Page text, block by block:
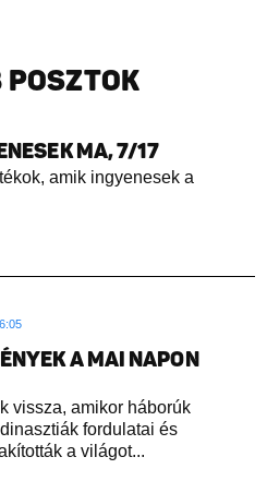
POSZTOK
MA, 7/17
amik ingyenesek a
A MAI NAPON
vissza, amikor háborúk
fordulatai és
a világot...